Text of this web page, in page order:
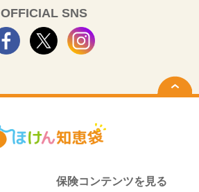
OFFICIAL SNS
保険コンテンツを見る